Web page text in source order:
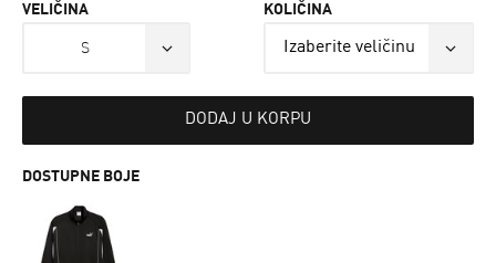
VELIČINA
S
KOLIČINA
DODAJ U KORPU
DOSTUPNE BOJE